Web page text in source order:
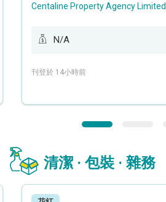
Centaline Property Agency Limited
N/A
刊登於 14小時前
清潔 · 包裝 · 雜務